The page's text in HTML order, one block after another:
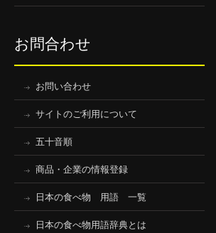
お問合わせ
お問い合わせ
サイトのご利用について
五十音順
商品・企業の情報登録
日本の食べ物 用語 一覧
日本の食べ物用語辞典とは